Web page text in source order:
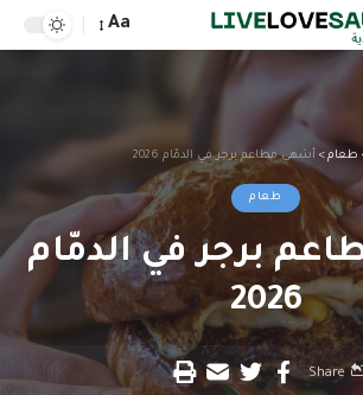
Aa
طعام> أشهى مطاعم برجر في الدمّام 2026
طعام
برجر في الدمّام
2026
Share